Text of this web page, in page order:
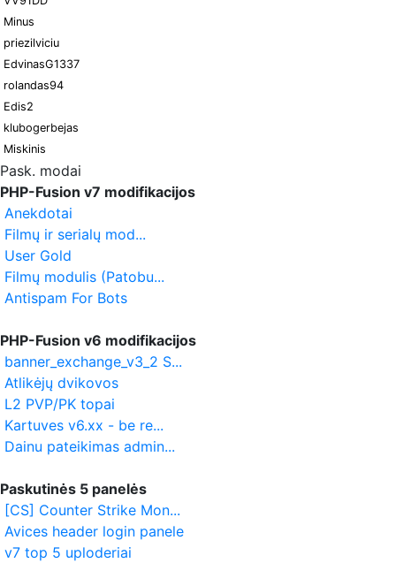
Minus
priezilviciu
EdvinasG1337
rolandas94
Edis2
klubogerbejas
Miskinis
Pask. modai
PHP-Fusion v7 modifikacijos
Anekdotai
Filmų ir serialų mod...
User Gold
Filmų modulis (Patobu...
Antispam For Bots
PHP-Fusion v6 modifikacijos
banner_exchange_v3_2 S...
Atlikėjų dvikovos
L2 PVP/PK topai
Kartuves v6.xx - be re...
Dainu pateikimas admin...
Paskutinės 5 panelės
[CS] Counter Strike Mon...
Avices header login panele
v7 top 5 uploderiai